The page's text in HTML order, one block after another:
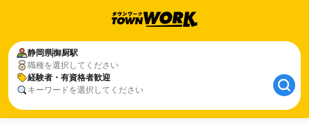
静岡県御厨駅
職種を選択してください
経験者・有資格者歓迎
キーワードを選択してください